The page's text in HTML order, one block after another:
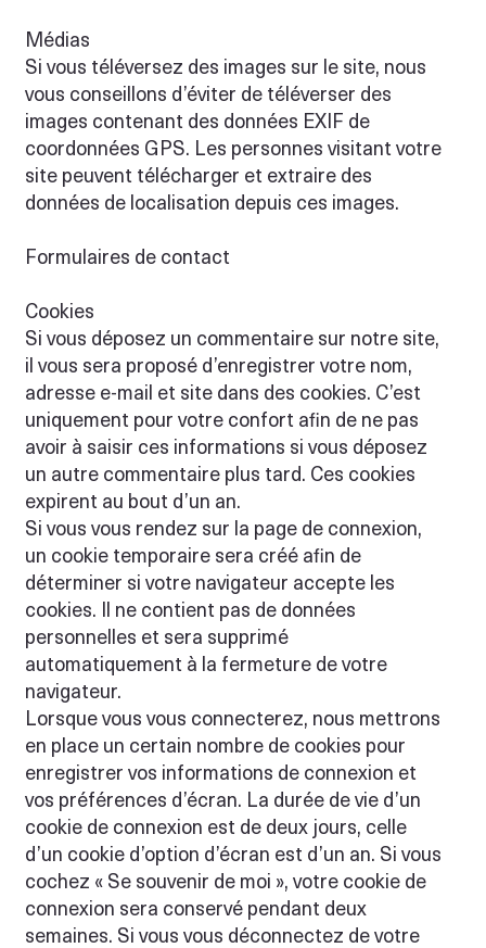
Médias
Si vous téléversez des images sur le site, nous
vous conseillons d’éviter de téléverser des
images contenant des données EXIF de
coordonnées GPS. Les personnes visitant votre
site peuvent télécharger et extraire des
données de localisation depuis ces images.
Formulaires de contact
Cookies
Si vous déposez un commentaire sur notre site,
il vous sera proposé d’enregistrer votre nom,
adresse e-mail et site dans des cookies. C’est
uniquement pour votre confort afin de ne pas
avoir à saisir ces informations si vous déposez
un autre commentaire plus tard. Ces cookies
expirent au bout d’un an.
Si vous vous rendez sur la page de connexion,
un cookie temporaire sera créé afin de
déterminer si votre navigateur accepte les
cookies. Il ne contient pas de données
personnelles et sera supprimé
automatiquement à la fermeture de votre
navigateur.
Lorsque vous vous connecterez, nous mettrons
en place un certain nombre de cookies pour
enregistrer vos informations de connexion et
vos préférences d’écran. La durée de vie d’un
cookie de connexion est de deux jours, celle
d’un cookie d’option d’écran est d’un an. Si vous
cochez « Se souvenir de moi », votre cookie de
connexion sera conservé pendant deux
semaines. Si vous vous déconnectez de votre